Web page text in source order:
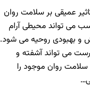
عمیقی بر سلامت روان
می تواند محیطی آرام
و بهبودی روحیه می شود.
می تواند آشفته و
روان موجود را